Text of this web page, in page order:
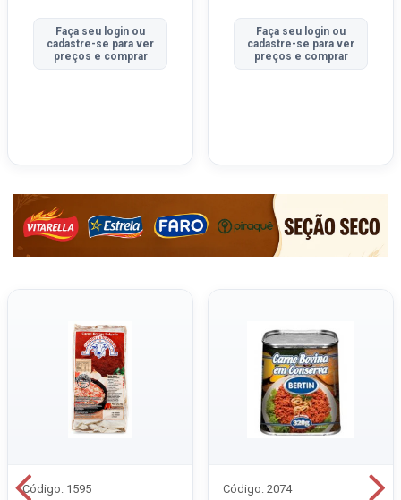
Faça seu login ou
cadastre-se para ver
preços e comprar
Faça seu login ou
cadastre-se para ver
preços e comprar
Código: 1595 Código: 2074